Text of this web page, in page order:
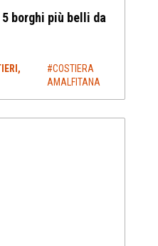
borghi più belli da
#COSTIERA
AMALFITANA